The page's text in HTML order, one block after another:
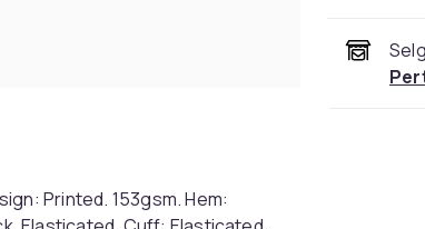
Printed. 153gsm. Hem: